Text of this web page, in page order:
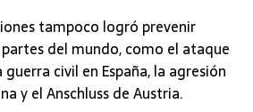
tampoco logró prevenir
del mundo, como el ataque
civil en España, la agresión
y el Anschluss de Austria.